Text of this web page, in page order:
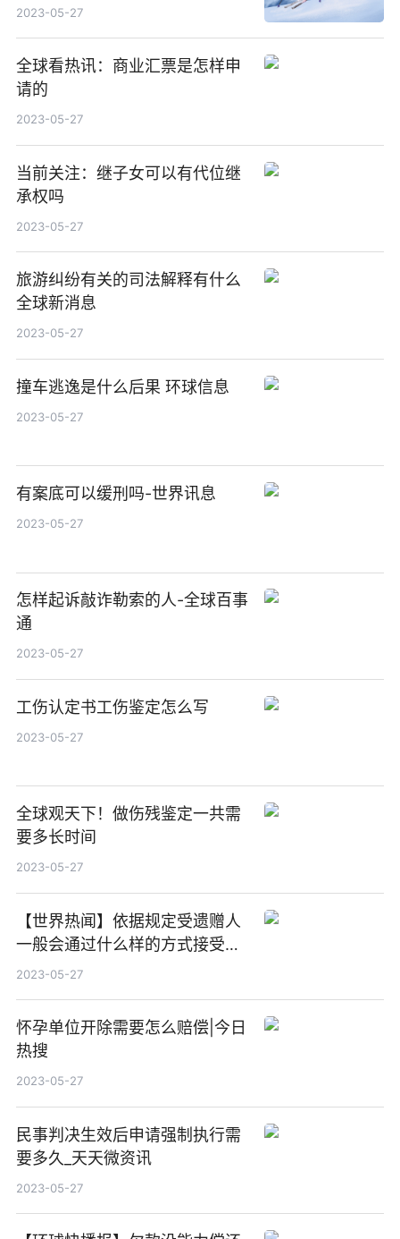
2023-05-27
全球看热讯：商业汇票是怎样申
请的
2023-05-27
当前关注：继子女可以有代位继
承权吗
2023-05-27
旅游纠纷有关的司法解释有什么
全球新消息
2023-05-27
撞车逃逸是什么后果 环球信息
2023-05-27
有案底可以缓刑吗-世界讯息
2023-05-27
怎样起诉敲诈勒索的人-全球百事
通
2023-05-27
工伤认定书工伤鉴定怎么写
2023-05-27
全球观天下！做伤残鉴定一共需
要多长时间
2023-05-27
【世界热闻】依据规定受遗赠人
一般会通过什么样的方式接受遗
赠
2023-05-27
怀孕单位开除需要怎么赔偿|今日
热搜
2023-05-27
民事判决生效后申请强制执行需
要多久_天天微资讯
2023-05-27